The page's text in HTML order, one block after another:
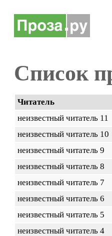
Список
Читатель
неизвестный читатель 11
неизвестный читатель 10
неизвестный читатель 9
неизвестный читатель 8
неизвестный читатель 7
неизвестный читатель 6
неизвестный читатель 5
неизвестный читатель 4